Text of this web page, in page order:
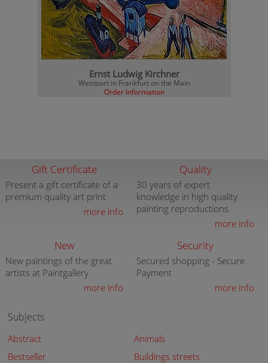
Ernst Ludwig Kirchner
Westport in Frankfurt on the Main
Order Information
Gift Certificate
Present a gift certificate of a
premium quality art print
more info
Quality
30 years of expert
knowledge in high quality
painting reproductions
more info
New
New paintings of the great
artists at Paintgallery
more info
Security
Secured shopping - Secure
Payment
more info
Subjects
Abstract
Animals
Bestseller
Buildings streets